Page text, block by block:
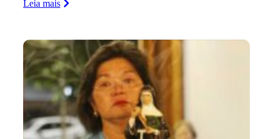
Leia mais